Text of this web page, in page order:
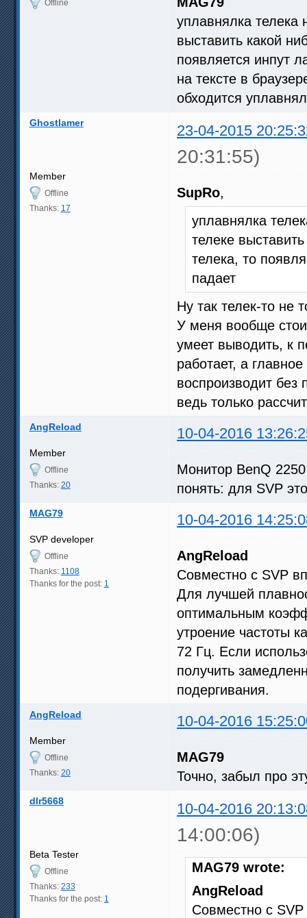
Offline
уплавнялка телека
выставить какой
появляется инпут
на тексте в
обходится
Ghostlamer 23-04-2015
20:31:55)
Member
Offline
Thanks: 17
SupRo,
уплавнялка
телеке
телека, то
падает
Ну так телек-то не
У меня вообще
умеет выводить, к
работает, а
воспроизводит
ведь только
AngReload 10-04-2016
Member
Offline
Thanks: 20
Монитор BenQ 2250
понять: для SVP
MAG79 10-04-2016
SVP developer
Offline
Thanks: 1108
Thanks for the post: 1
AngReload
Совместно с SVP
Для лучшей
оптимальным
утроение частоты
72 Гц. Если
получить
подергивания.
AngReload 10-04-2016
Member
Offline
Thanks: 20
MAG79
Точно, забыл про
dlr5668 10-04-2016
14:00:06)
Beta Tester
Offline
Thanks: 233
Thanks for the post: 1
MAG79 wrote:
AngReload
Совместно с